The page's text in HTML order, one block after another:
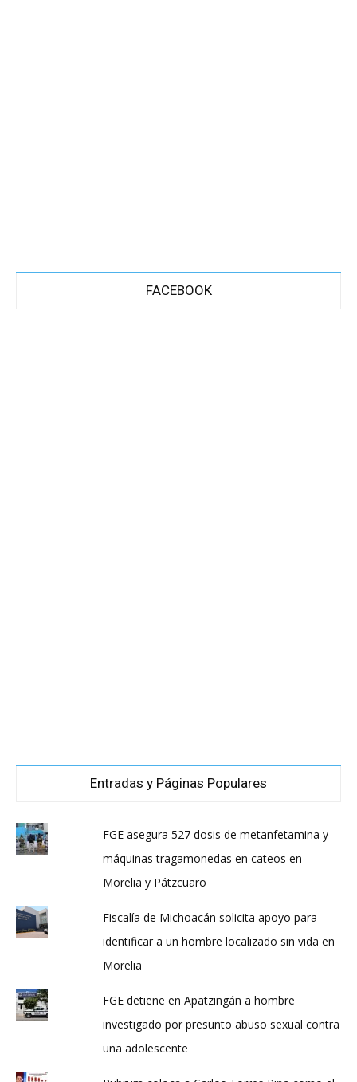
FACEBOOK
Entradas y Páginas Populares
FGE asegura 527 dosis de metanfetamina y
máquinas tragamonedas en cateos en
Morelia y Pátzcuaro
Fiscalía de Michoacán solicita apoyo para
identificar a un hombre localizado sin vida en
Morelia
FGE detiene en Apatzingán a hombre
investigado por presunto abuso sexual contra
una adolescente